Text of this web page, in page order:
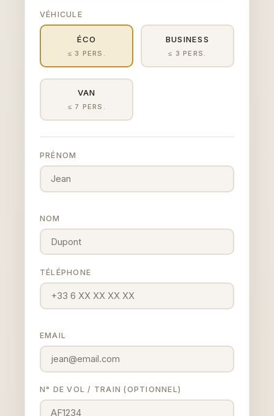
VÉHICULE
ÉCO
≤ 3 PERS.
BUSINESS
≤ 3 PERS.
VAN
≤ 7 PERS.
PRÉNOM
NOM
TÉLÉPHONE
EMAIL
N° DE VOL / TRAIN (OPTIONNEL)